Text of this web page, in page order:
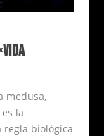
medusa,
la
regla biológica